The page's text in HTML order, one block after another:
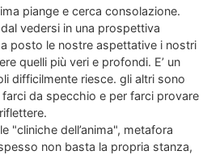
piange e cerca consolazione.
vedersi in una prospettiva
posto le nostre aspettative i nostri
quelli più veri e profondi. E’ un
difficilmente riesce. gli altri sono
da specchio e per farci provare
"cliniche dell’anima", metafora
non basta la propria stanza,